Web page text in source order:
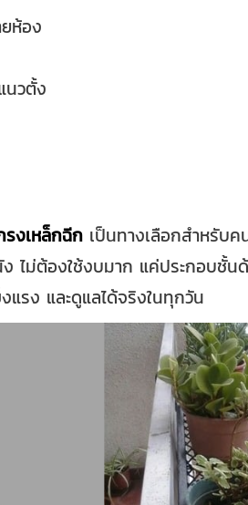
ห้อง
วตั้ง
รงเหล็กฉีกเป็นทางเลือกสำหรับค
นัง ไม่ต้องใช้งบมาก แค่ประกอ
รง และดูแลได้จริงในทุกวัน